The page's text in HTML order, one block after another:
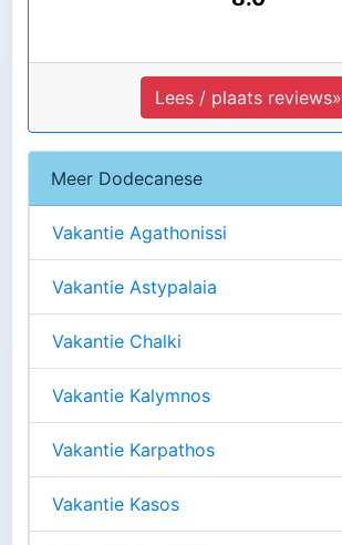
Lees / plaats reviews»
Meer Dodecanese
Vakantie Agathonissi
Vakantie Astypalaia
Vakantie Chalki
Vakantie Kalymnos
Vakantie Karpathos
Vakantie Kasos